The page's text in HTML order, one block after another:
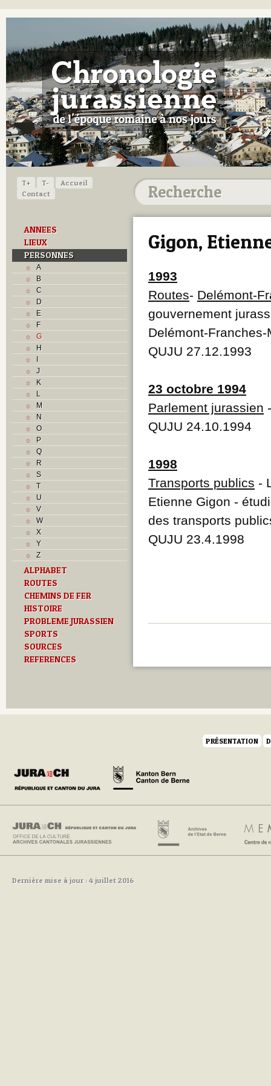
T+ T-
Accueil
Contact
ANNEES
LIEUX
PERSONNES
A
B
C
D
E
F
G
H
I
J
K
L
M
N
O
P
Q
R
S
T
U
V
W
X
Y
Z
ALPHABET
ROUTES
CHEMINS DE FER
HISTOIRE
PROBLEME JURASSIEN
SPORTS
SOURCES
REFERENCES
Gigon,
1993
Routes- Delémont-
gouvernement
Delémont-Franches-
QUJU 27.12.1993
23 octobre 1994
Parlement jurassien
QUJU 24.10.1994
1998
Transports publics -
Etienne Gigon -
des transports
QUJU 23.4.1998
PRÉSENTATION
Dernière mise à jour : 4 juillet 2016